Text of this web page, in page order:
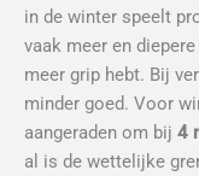
in de winter speelt
vaak meer en
meer grip hebt. Bij
minder goed. Voor
aangeraden om bij 4
al is de wettelijke